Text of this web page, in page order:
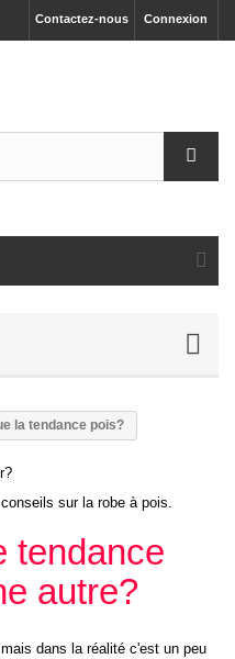
Connexion
Contactez-nous
la tendance pois?
sur la robe à pois.
tendance
autre?
dans la réalité c'est un peu